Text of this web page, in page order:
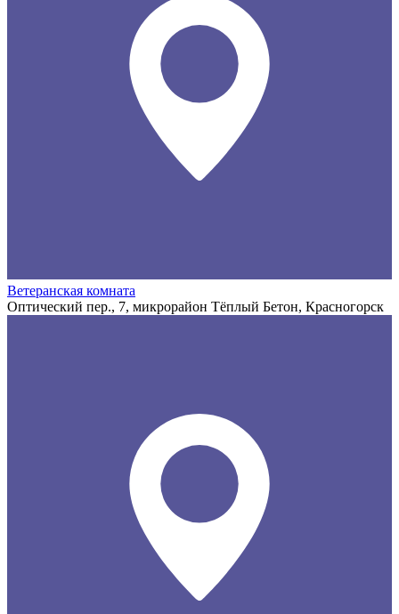
Ветеранская комната
Оптический пер., 7, микрорайон Тёплый Бетон, Красногорск